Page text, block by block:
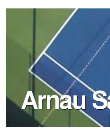
Arnau